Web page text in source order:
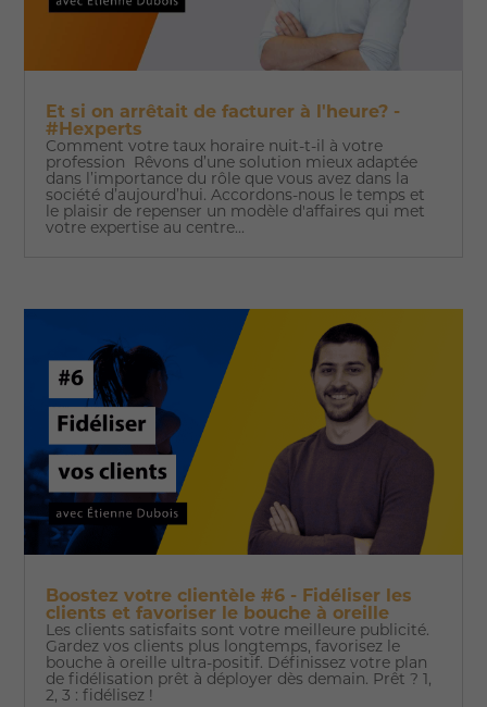
Et si on arrêtait de facturer à l'heure? -
#Hexperts
Comment votre taux horaire nuit-t-il à votre
profession Rêvons d’une solution mieux adaptée
dans l’importance du rôle que vous avez dans la
société d’aujourd’hui. Accordons-nous le temps et
le plaisir de repenser un modèle d'affaires qui met
votre expertise au centre...
Boostez votre clientèle #6 - Fidéliser les
clients et favoriser le bouche à oreille
Les clients satisfaits sont votre meilleure publicité.
Gardez vos clients plus longtemps, favorisez le
bouche à oreille ultra-positif. Définissez votre plan
de fidélisation prêt à déployer dès demain. Prêt ? 1,
2, 3 : fidélisez !